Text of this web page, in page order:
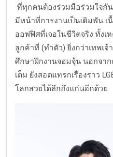
ที่ทุกคนต้องร่วมมือร่วมใจกั
มีหน้าที่การงานเป็นเดิมพัน เ
ออฟฟิศที่เจอในชีวิตจริง ทั้ง
ลูกค้าที่ (ทำตัว) ยิ่งกว่าเทพเ
ศึกษาฝึกงานจอมจุ้น นอกจา
เต็ม ยังสอดแทรกเรื่องราว
โลกสวยได้ลึกถึงแก่นอีกด้วย